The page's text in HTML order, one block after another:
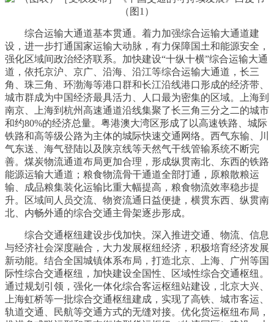
综合运输大通道基本贯通。着力加强综合运输大通道建
设，进一步打通国家运输大动脉，有力保障国土和能源安全，
强化区域间政治经济联系。加快建设“十纵十横”综合运输大通
道，依托京沪、京广、沿海、沿江等综合运输大通道，长三
角、珠三角、环渤海等港口群和长江沿线港口形成的经济带、
城市群成为中国经济最具活力、人口最为密集的区域。上海到
南京、上海到杭州高速通道沿线集聚了长三角三分之二的城市
和约80%的经济总量。粤港澳大湾区形成了以高速铁路、城际
铁路和高等级公路为主体的城际快速交通网络。西气东输、川
气东送、海气登陆以及陕京线等天然气干线管输系统不断完
善。煤炭物流通道布局更加合理，形成纵贯南北、东西的铁路
能源运输大通道；粮食物流骨干通道全部打通，原粮散粮运
输、成品粮集装化运输比重大幅提高，粮食物流效率稳步提
升。区域间人员交流、物资流通日益便捷，横贯东西、纵贯南
北、内畅外通的综合交通主骨架逐步形成。
综合交通枢纽建设步伐加快。深入推进交通、物流、信息
与经济社会深度融合，大力发展枢纽经济，积极培育经济发展
新动能。结合全国城镇体系布局，打造北京、上海、广州等国
际性综合交通枢纽，加快建设全国性、区域性综合交通枢纽。
通过规划引领，强化一体化综合客运枢纽站建设，北京大兴、
上海虹桥等一批综合交通枢纽建成，实现了高铁、城市客运、
轨道交通、民航等交通方式的无缝对接。优化货运枢纽布局，